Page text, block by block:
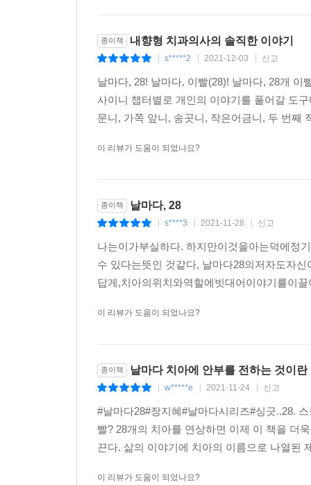
종이책 내향형 치과의사의 솔직한 이야기
s*****2 2021-12-03 신고
날마다, 28! 날마다, 이빨(28)! 날마다, 28개
사이니 챕터별로 개인의 이야기를 풀어갈 도
문니, 가쪽 앞니, 송곳니, 작은어금니, 두 번째
이 리뷰가 도움이 되었나요?
종이책 날마다, 28
s****3 2021-11-28 신고
나는이가부실하다. 하지만이것을아는덕에정
수 있다는뜻인 것같다, 날마다28의저자도자
답게,치아의위치와역할에빗대어이야기를이
이 리뷰가 도움이 되었나요?
종이책 날마다 치아에 안부를 전하는 것이란
w*****e 2021-11-24 신고
#날마다28#장지혜#날마다시리즈#싱긋..28.
빨? 28개의 치아를 연상하면 이제 이 책을 더
끈다. 삶의 이야기에 치아의 이름으로 나열된
이 리뷰가 도움이 되었나요?